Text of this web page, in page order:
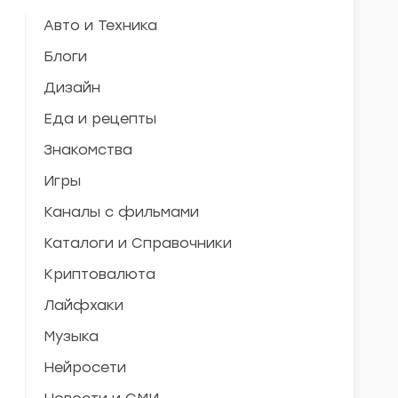
Авто и Техника
Блоги
Дизайн
Еда и рецепты
Знакомства
Игры
Каналы с фильмами
Каталоги и Справочники
Криптовалюта
Лайфхаки
Музыка
Нейросети